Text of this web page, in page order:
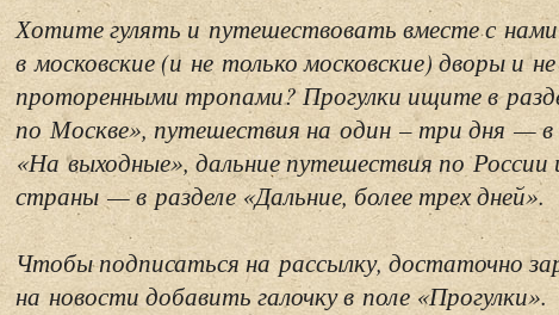
Хотите гулять и путешествовать вместе с
в московские (и не только московские) дворы и
проторенными тропами? Прогулки ищите в
по Москве», путешествия на один – три дня — в
«На выходные», дальние путешествия по России
страны — в разделе «Дальние, более трех дней».
Чтобы подписаться на рассылку, достаточно
на новости добавить галочку в поле «Прогулки».